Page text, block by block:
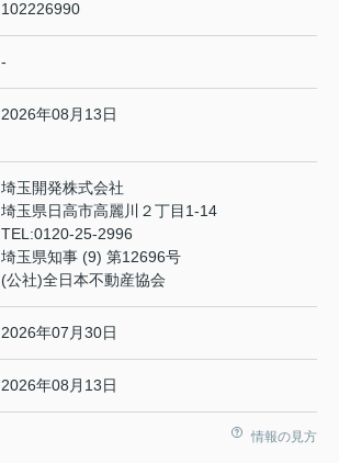
102226990
-
2026年08月13日
埼玉開発株式会社
埼玉県日高市高麗川２丁目1-14
TEL:0120-25-2996
埼玉県知事 (9) 第12696号
(公社)全日本不動産協会
2026年07月30日
2026年08月13日
情報の見方